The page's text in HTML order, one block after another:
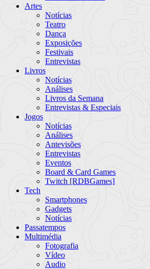
Artes
Notícias
Teatro
Dança
Exposições
Festivais
Entrevistas
Livros
Notícias
Análises
Livros da Semana
Entrevistas & Especiais
Jogos
Notícias
Análises
Antevisões
Entrevistas
Eventos
Board & Card Games
Twitch [RDBGames]
Tech
Smartphones
Gadgets
Notícias
Passatempos
Multimédia
Fotografia
Vídeo
Audio